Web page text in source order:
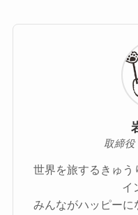
取締役
世界を旅するきゅ
イ
みんながハッピーに